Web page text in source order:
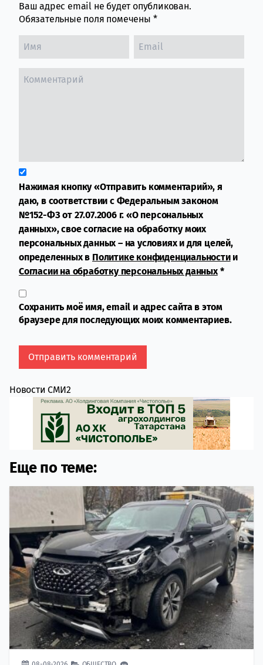
Ваш адрес email не будет опубликован.
Обязательные поля помечены *
Нажимая кнопку «Отправить комментарий», я
даю, в соответствии с Федеральным законом
№152-ФЗ от 27.07.2006 г. «О персональных
данных», свое согласие на обработку моих
персональных данных – на условиях и для целей,
определенных в Политике конфиденциальностии
Согласии на обработку персональных данных*
Сохранить моё имя, email и адрес сайта в этом
браузере для последующих моих комментариев.
Новости СМИ2
Еще по теме: